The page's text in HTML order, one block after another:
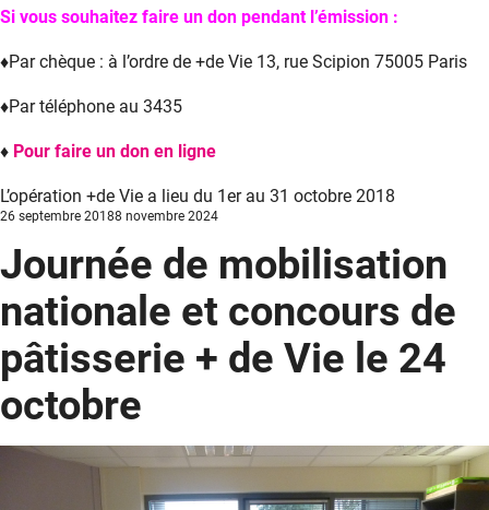
Si vous souhaitez faire un don pendant l’émission :
♦Par chèque : à l’ordre de +de Vie 13, rue Scipion 75005 Paris
♦Par téléphone au 3435
♦ Pour faire un don en ligne
L’opération +de Vie a lieu du 1er au 31 octobre 2018
Posted
26 septembre 20188 novembre 2024
Journée de mobilisation
nationale et concours de
pâtisserie + de Vie le 24
octobre